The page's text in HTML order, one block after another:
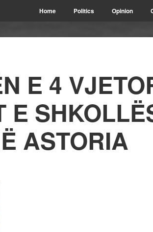
Home Politics Opinion
E 4
E
ASTORIA